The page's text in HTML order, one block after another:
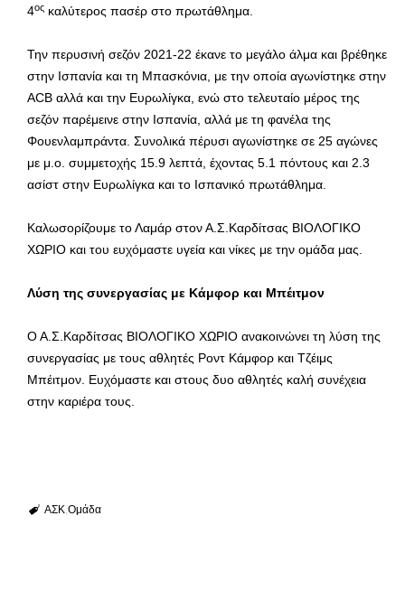
4ος καλύτερος πασέρ στο πρωτάθλημα.
Την περυσινή σεζόν 2021-22 έκανε το μεγάλο άλμα και βρέθηκε
στην Ισπανία και τη Μπασκόνια, με την οποία αγωνίστηκε στην
ACB αλλά και την Ευρωλίγκα, ενώ στο τελευταίο μέρος της
σεζόν παρέμεινε στην Ισπανία, αλλά με τη φανέλα της
Φουενλαμπράντα. Συνολικά πέρυσι αγωνίστηκε σε 25 αγώνες
με μ.ο. συμμετοχής 15.9 λεπτά, έχοντας 5.1 πόντους και 2.3
ασίστ στην Ευρωλίγκα και το Ισπανικό πρωτάθλημα.
Καλωσορίζουμε το Λαμάρ στον Α.Σ.Καρδίτσας ΒΙΟΛΟΓΙΚΟ
ΧΩΡΙΟ και του ευχόμαστε υγεία και νίκες με την ομάδα μας.
Λύση της συνεργασίας με Κάμφορ και Μπέιτμον
Ο Α.Σ.Καρδίτσας ΒΙΟΛΟΓΙΚΟ ΧΩΡΙΟ ανακοινώνει τη λύση της
συνεργασίας με τους αθλητές Ροντ Κάμφορ και Τζέιμς
Μπέιτμον. Ευχόμαστε και στους δυο αθλητές καλή συνέχεια
στην καριέρα τους.
ΑΣΚ Ομάδα